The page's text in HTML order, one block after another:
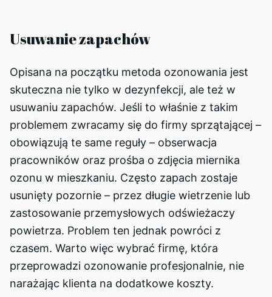
Usuwanie zapachów
Opisana na początku metoda ozonowania jest
skuteczna nie tylko w dezynfekcji, ale też w
usuwaniu zapachów. Jeśli to właśnie z takim
problemem zwracamy się do firmy sprzątającej –
obowiązują te same reguły – obserwacja
pracowników oraz prośba o zdjęcia miernika
ozonu w mieszkaniu. Często zapach zostaje
usunięty pozornie – przez długie wietrzenie lub
zastosowanie przemysłowych odświeżaczy
powietrza. Problem ten jednak powróci z
czasem. Warto więc wybrać firmę, która
przeprowadzi ozonowanie profesjonalnie, nie
narażając klienta na dodatkowe koszty.